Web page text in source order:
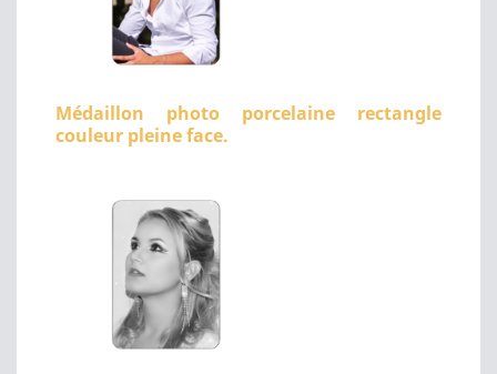
Médaillon photo porcelaine rectangle
couleur pleine face.